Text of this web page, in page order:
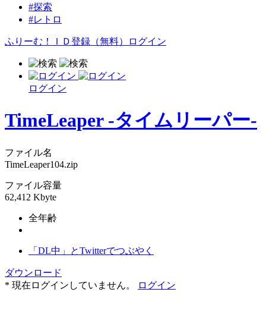
#探索
#レトロ
ふりーむ！ＩＤ登録（無料） ログイン
ログイン
TimeLeaper -タイムリーパー-
ファイル名
TimeLeaper104.zip
ファイル容量
62,412 Kbyte
全年齢
「DL中」とTwitterでつぶやく
ダウンロード
* 現在ログインしていません。
ログイン